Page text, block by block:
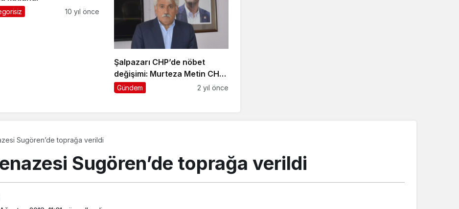
10 yıl önce
Şalpazarı CHP’de nöbet
değişimi: Murteza Metin CHP
İlçe Başkanı oldu
Gündem 2 yıl önce
Sugören’de toprağa verildi
Sugören’de toprağa verildi